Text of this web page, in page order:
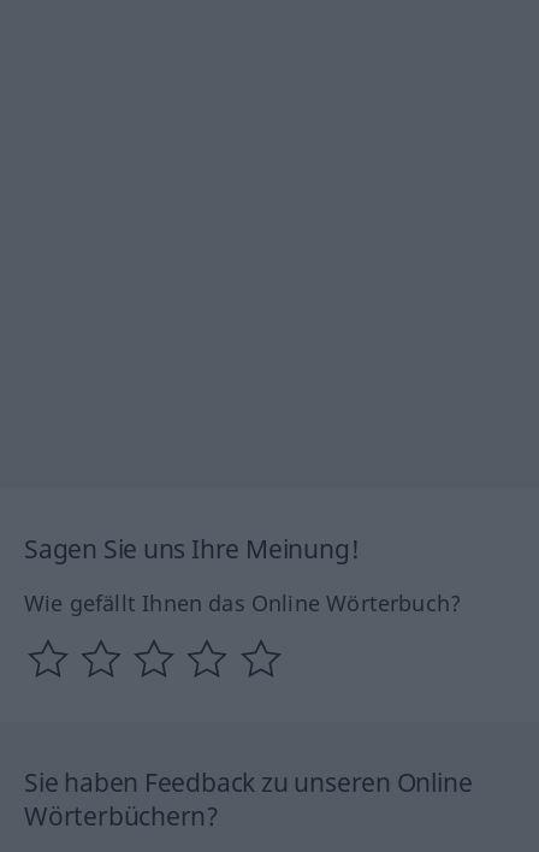
Sagen Sie uns Ihre Meinung!
Wie gefällt Ihnen das Online Wörterbuch?
Sie haben Feedback zu unseren Online
Wörterbüchern?